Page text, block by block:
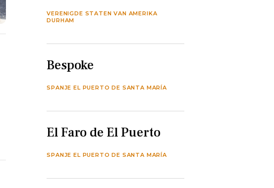
VERENIGDE STATEN VAN AMERIKA
DURHAM
Bespoke
SPANJE EL PUERTO DE SANTA MARÍA
El Faro de El Puerto
SPANJE EL PUERTO DE SANTA MARÍA